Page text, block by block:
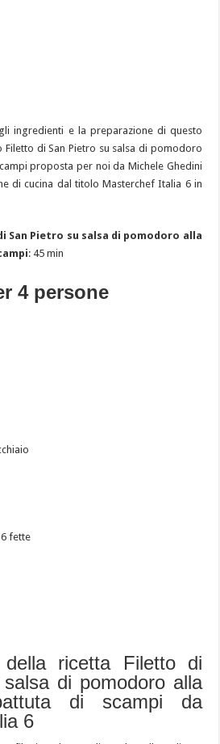
ingredienti e la preparazione di questo
di San Pietro su salsa di pomodoro
proposta per noi da Michele Ghedini
di cucina dal titolo Masterchef Italia 6 in
Pietro su salsa di pomodoro alla
: 45 min
4 persone
6 fette
della ricetta Filetto di
di pomodoro alla
di scampi da
6